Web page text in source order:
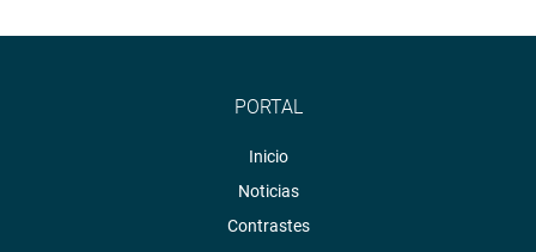
PORTAL
Inicio
Noticias
Contrastes